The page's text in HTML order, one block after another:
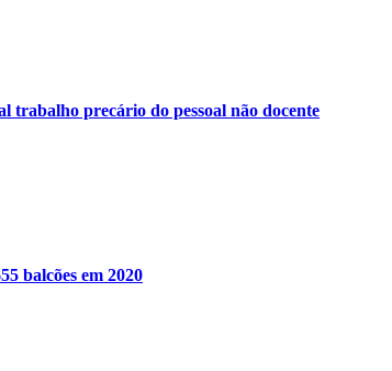
trabalho precário do pessoal não docente
balcões em 2020